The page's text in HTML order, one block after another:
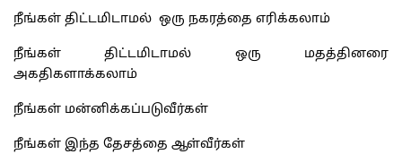
நீங்கள் திட்டமிடாமல் ஒரு நகரத்தை எரிக்கலாம்
நீங்கள் திட்டமிடாமல் ஒரு மதத்தினரை
அகதிகளாக்கலாம்
நீங்கள் மன்னிக்கப்படுவீர்கள்
நீங்கள் இந்த தேசத்தை ஆள்வீர்கள்